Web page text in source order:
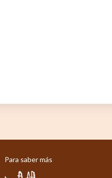
Para saber más